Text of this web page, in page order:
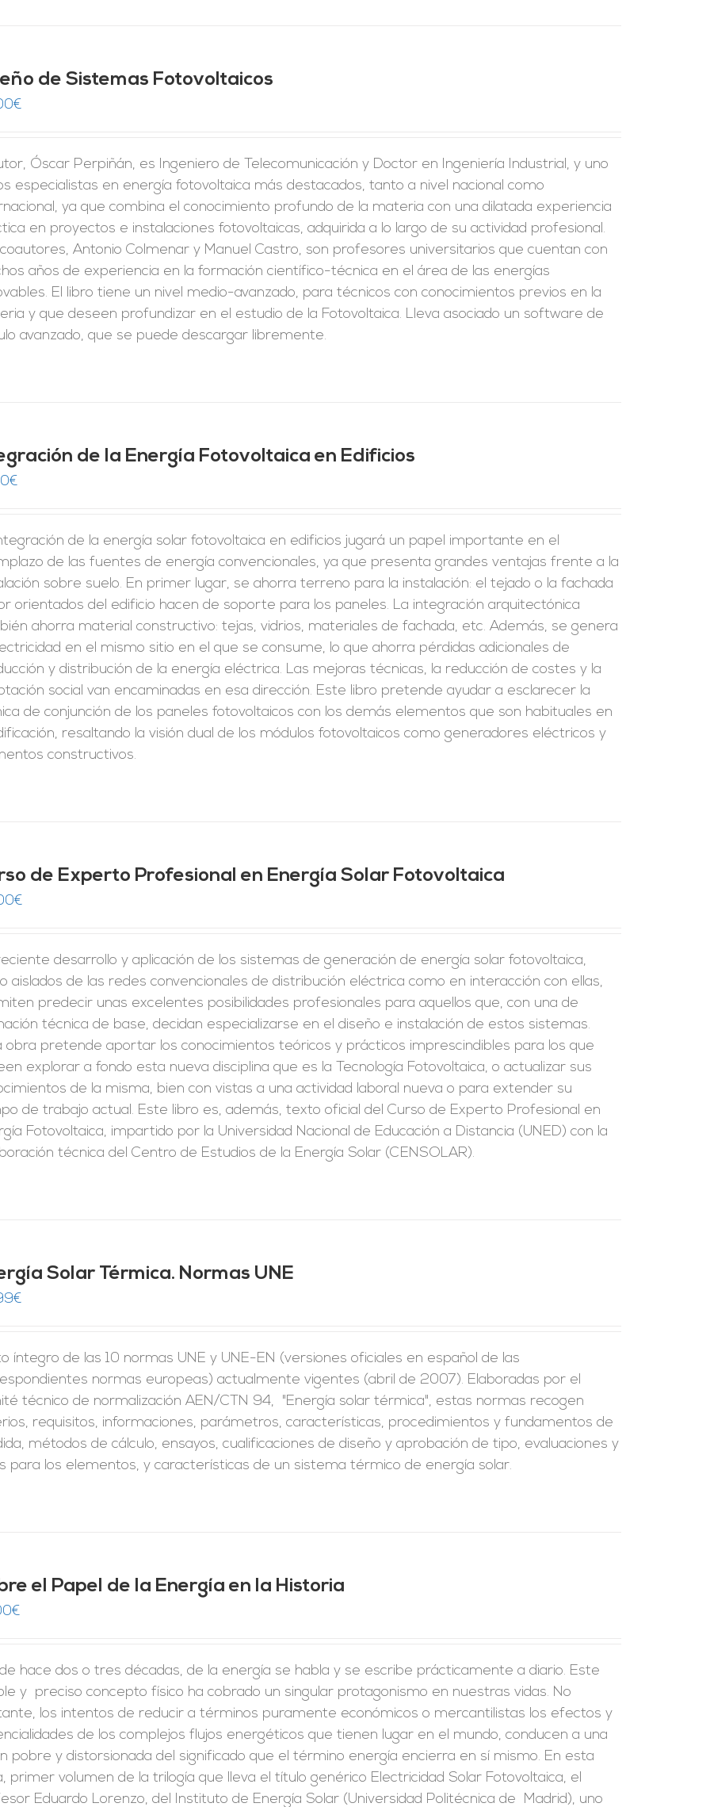
de Sistemas Fotovoltaicos
€
Óscar Perpiñán, es Ingeniero de Telecomunicación y Doctor en Ingeniería Industrial, y uno
especialistas en energía fotovoltaica más destacados, tanto a nivel nacional como
ya que combina el conocimiento profundo de la materia con una dilatada experiencia
en proyectos e instalaciones fotovoltaicas, adquirida a lo largo de su actividad profesional.
Antonio Colmenar y Manuel Castro, son profesores universitarios que cuentan con
años de experiencia en la formación científico-técnica en el área de las energías
El libro tiene un nivel medio-avanzado, para técnicos con conocimientos previos en la
y que deseen profundizar en el estudio de la Fotovoltaica. Lleva asociado un software de
avanzado, que se puede descargar libremente.
de la Energía Fotovoltaica en Edificios
€
de la energía solar fotovoltaica en edificios jugará un papel importante en el
de las fuentes de energía convencionales, ya que presenta grandes ventajas frente a la
sobre suelo. En primer lugar, se ahorra terreno para la instalación: el tejado o la fachada
orientados del edificio hacen de soporte para los paneles. La integración arquitectónica
ahorra material constructivo: tejas, vidrios, materiales de fachada, etc. Además, se genera
en el mismo sitio en el que se consume, lo que ahorra pérdidas adicionales de
y distribución de la energía eléctrica. Las mejoras técnicas, la reducción de costes y la
social van encaminadas en esa dirección. Este libro pretende ayudar a esclarecer la
de conjunción de los paneles fotovoltaicos con los demás elementos que son habituales en
resaltando la visión dual de los módulos fotovoltaicos como generadores eléctricos y
constructivos.
de Experto Profesional en Energía Solar Fotovoltaica
€
desarrollo y aplicación de los sistemas de generación de energía solar fotovoltaica,
aislados de las redes convencionales de distribución eléctrica como en interacción con ellas,
predecir unas excelentes posibilidades profesionales para aquellos que, con una de
técnica de base, decidan especializarse en el diseño e instalación de estos sistemas.
obra pretende aportar los conocimientos teóricos y prácticos imprescindibles para los que
explorar a fondo esta nueva disciplina que es la Tecnología Fotovoltaica, o actualizar sus
de la misma, bien con vistas a una actividad laboral nueva o para extender su
de trabajo actual. Este libro es, además, texto oficial del Curso de Experto Profesional en
Fotovoltaica, impartido por la Universidad Nacional de Educación a Distancia (UNED) con la
técnica del Centro de Estudios de la Energía Solar (CENSOLAR).
Solar Térmica. Normas UNE
€
íntegro de las 10 normas UNE y UNE-EN (versiones oficiales en español de las
normas europeas) actualmente vigentes (abril de 2007). Elaboradas por el
técnico de normalización AEN/CTN 94, "Energía solar térmica", estas normas recogen
requisitos, informaciones, parámetros, características, procedimientos y fundamentos de
métodos de cálculo, ensayos, cualificaciones de diseño y aprobación de tipo, evaluaciones y
para los elementos, y características de un sistema térmico de energía solar.
el Papel de la Energía en la Historia
€
hace dos o tres décadas, de la energía se habla y se escribe prácticamente a diario. Este
y preciso concepto físico ha cobrado un singular protagonismo en nuestras vidas. No
los intentos de reducir a términos puramente económicos o mercantilistas los efectos y
de los complejos flujos energéticos que tienen lugar en el mundo, conducen a una
pobre y distorsionada del significado que el término energía encierra en sí mismo. En esta
primer volumen de la trilogía que lleva el título genérico Electricidad Solar Fotovoltaica, el
Eduardo Lorenzo, del Instituto de Energía Solar (Universidad Politécnica de Madrid), uno